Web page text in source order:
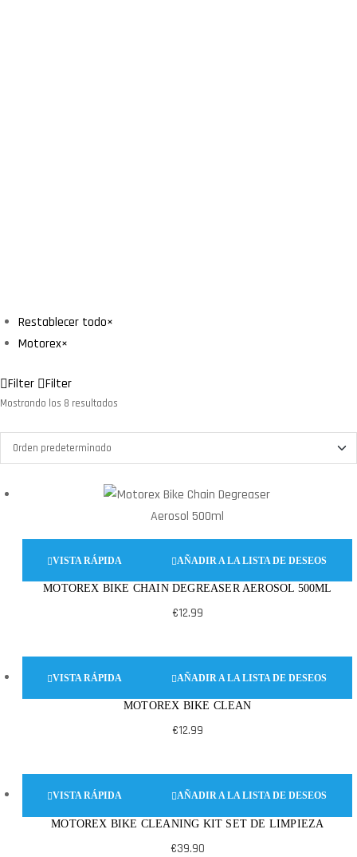
Restablecer todo×
Motorex×
Filter Filter
Mostrando los 8 resultados
VISTA RÁPIDA AÑADIR A LA LISTA DE DESEOS
MOTOREX BIKE CHAIN DEGREASER AEROSOL 500ML
€12.99
VISTA RÁPIDA AÑADIR A LA LISTA DE DESEOS
MOTOREX BIKE CLEAN
€12.99
VISTA RÁPIDA AÑADIR A LA LISTA DE DESEOS
MOTOREX BIKE CLEANING KIT SET DE LIMPIEZA
€39.90